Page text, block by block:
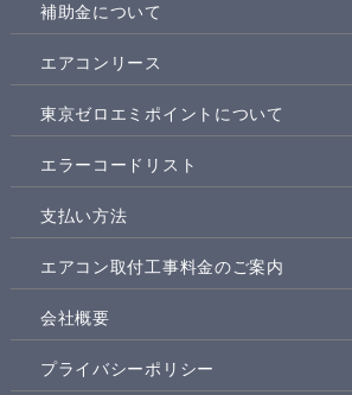
補助金について
エアコンリース
東京ゼロエミポイントについて
エラーコードリスト
支払い方法
エアコン取付工事料金のご案内
会社概要
プライバシーポリシー